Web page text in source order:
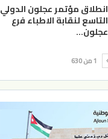
انطلاق مؤتمر عجلون الدولي
التاسع لنقابة الاطباء فرع
عجلون…
1 من 630